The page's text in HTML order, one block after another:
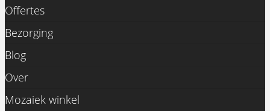
Offertes
Bezorging
Blog
Over
Mozaiek winkel